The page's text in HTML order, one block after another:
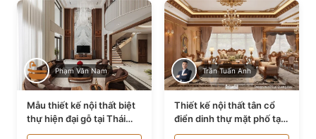
Phạm Văn Nam
Mẫu thiết kế nội thất biệt
thự hiện đại gỗ tại Thái
Bình NT9188719
Trần Tuấn Anh
Thiết kế nội thất tân cổ
điển dinh thự mặt phố tại
Quảng Ninh NT24531